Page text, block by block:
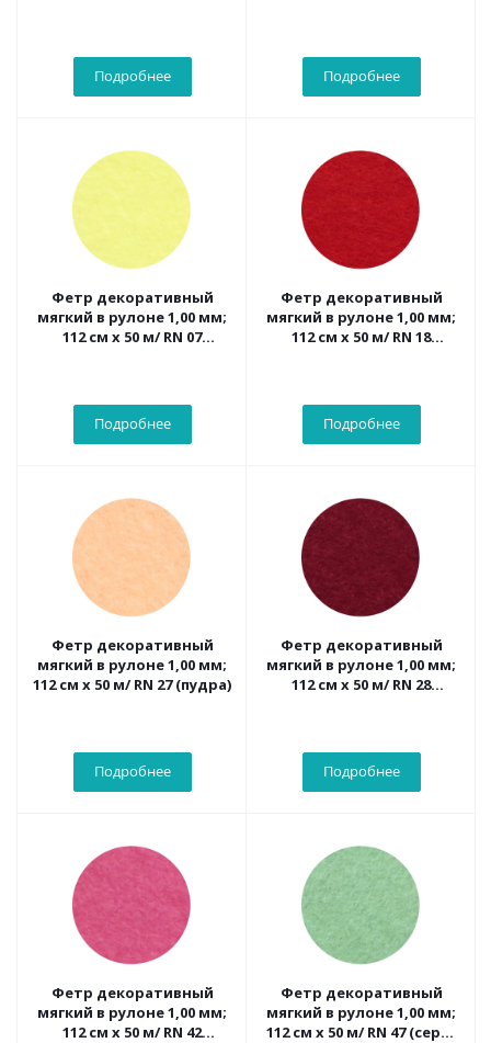
Подробнее Подробнее
Фетр декоративный
мягкий в рулоне 1,00 мм;
112 см х 50 м/ RN 07
Подробнее
Фетр декоративный
мягкий в рулоне 1,00 мм;
112 см х 50 м/ RN 18
Подробнее
Фетр декоративный
мягкий в рулоне 1,00 мм;
112 см х 50 м/ RN 27 (пудра)
Подробнее
Фетр декоративный
мягкий в рулоне 1,00 мм;
112 см х 50 м/ RN 28
Подробнее
Фетр декоративный
мягкий в рулоне 1,00 мм;
112 см х 50 м/ RN 42
Фетр декоративный
мягкий в рулоне 1,00 мм;
112 см х 50 м/ RN 47 (серо-